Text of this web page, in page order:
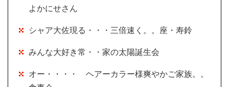
よかにせさん
シャア大佐現る・・・三倍速く。。座・寿鈴
みんな大好き常・・家の太陽誕生会
オー・・・・ ヘアーカラー様爽やかご家族。。